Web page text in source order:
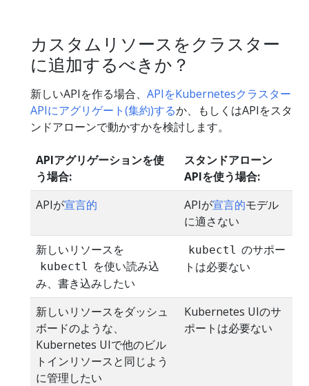
カスタムリソースをクラスター
に追加するべきか？
新しいAPIを作る場合、 APIをKubernetesクラスター
APIにアグリゲート(集約)するか、もしくはAPIをスタ
ンドアローンで動かすかを検討します。
APIアグリゲーションを使
う場合:
スタンドアローン
APIを使う場合:
APIが宣言的 APIが宣言的モデル
に適さない
新しいリソースを
kubectl
を使い読み込
み、書き込みしたい
kubectl のサポー
トは必要ない
新しいリソースをダッシュ
ボードのような、
Kubernetes UIで他のビル
トインリソースと同じよう
に管理したい
Kubernetes UIのサ
ポートは必要ない